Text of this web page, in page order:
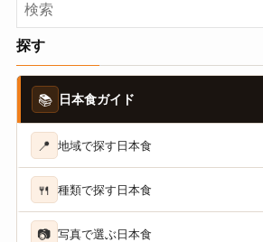
探す
📚 日本食ガイド
📍 地域で探す日本食
🍴 種類で探す日本食
📷 写真で選ぶ日本食